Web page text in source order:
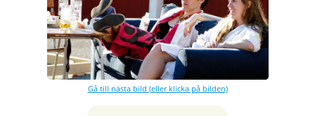
Gå till nästa bild (eller klicka på bilden)
Exponeringstid
1/1600 sek
Bländare
f/2.8
Kamera
Canon EOS 7D
Tagen